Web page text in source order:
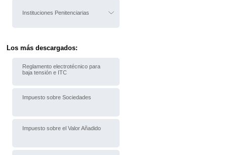
Instituciones Penitenciarias
Los más descargados:
Reglamento electrotécnico para
baja tensión e ITC
Impuesto sobre Sociedades
Impuesto sobre el Valor Añadido